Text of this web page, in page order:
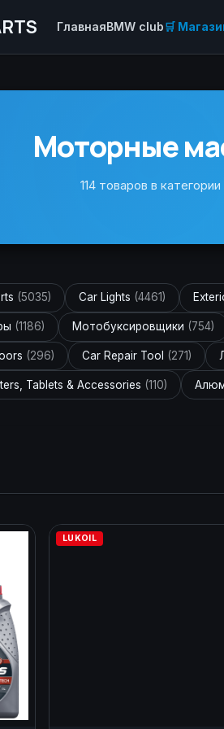
ГлавнаяBMW club🛒
Моторные
114 товаров в категории
(5035) Car Lights (4461)
(1186) Мотобуксировщики (754)
(296) Car Repair Tool (271)
Tablets & Accessories (110)
LUKOIL